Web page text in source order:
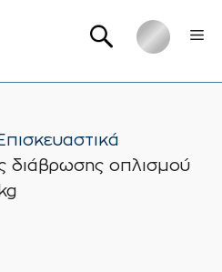
διάβρωσης οπλισμού